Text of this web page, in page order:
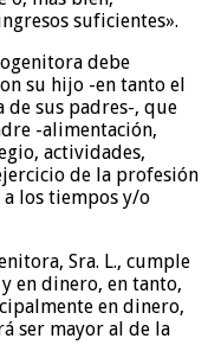
suficientes».
debe
su hijo -en tanto el
de sus padres-, que
-alimentación,
actividades,
de la profesión
a los tiempos y/o
Sra. L., cumple
en dinero, en tanto,
en dinero,
ser mayor al de la